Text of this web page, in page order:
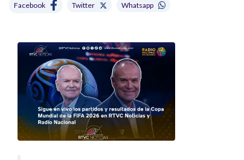
Facebook Twitter Whatsapp